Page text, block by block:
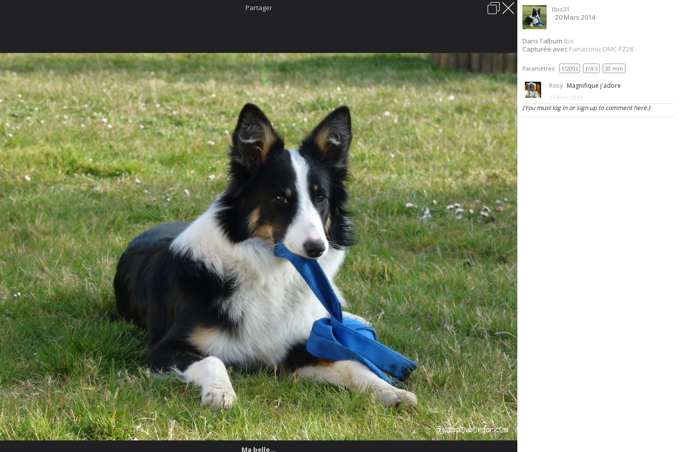
MÄÄÄÄÄÄÄÄÄÄÄÄÄÄÄHHHHHHH...
FORUMS GALERIE
Explorer Localisations Appareils photo Tags Cloud
CONCOURS PHOTO MEMBRES
Galerie Ibis31 Ibis
Ma belle...
Charte du forum Politique de confidentialité
La communauté
Forum de discussions francophone des
passionnés du Border Collie.Rejoignezdès
aujourd'hui la communauté grandissante des
amoureux de cette race d'exception.
Raccourcis
Galerie
Concours photo
Devenir animateur
Nous contacter
Ouvrir laNavigation Rapide
Likez-nous Sauvons-les.
Vous êtes à la recherche d'un chien? Les chenils
sont remplis de gentils loups qui sont dans
l'attente d'un foyer chaleureux. Offrez-leur cette
chance, ils vous en seront tellement
reconnaissants.
Lire les annonces
Forum software by XenForo® © 2010-2019 XenForo Ltd.Le forum est hébergé par Webdomain.com .
Some XenForo functionality crafted by ThemeHouse.
Partager
Ma belle...
Ibis31
20 Mars 2014
Dans l'album Ibis
Capturée avec Panasonic DMC-FZ28
Paramètres: 1/200s ƒ/4.5 30 mm
Rosy Magnifique j'adore
17 Avril 2014
(You must log in or sign up to comment here.)